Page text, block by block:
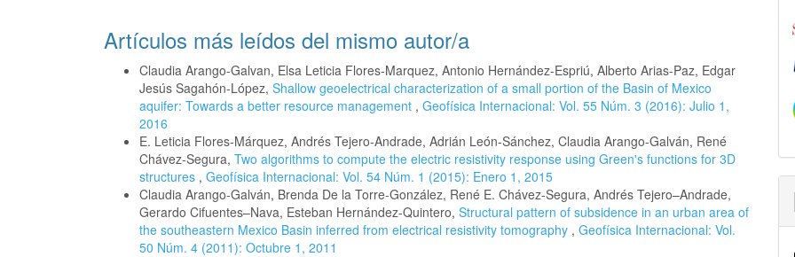
Artículos más leídos del mismo autor/a
Claudia Arango-Galvan, Elsa Leticia Flores-Marquez, Antonio Hernández-Espriú, Alberto Arias-Paz, Edgar
Jesús Sagahón-López, Shallow geoelectrical characterization of a small portion of the Basin of Mexico
aquifer: Towards a better resource management , Geofísica Internacional: Vol. 55 Núm. 3 (2016): Julio 1,
2016
E. Leticia Flores-Márquez, Andrés Tejero-Andrade, Adrián León-Sánchez, Claudia Arango-Galván, René
Chávez-Segura, Two algorithms to compute the electric resistivity response using Green's functions for 3D
structures , Geofísica Internacional: Vol. 54 Núm. 1 (2015): Enero 1, 2015
Claudia Arango-Galván, Brenda De la Torre-González, René E. Chávez-Segura, Andrés Tejero–Andrade,
Gerardo Cifuentes–Nava, Esteban Hernández-Quintero, Structural pattern of subsidence in an urban area of
the southeastern Mexico Basin inferred from electrical resistivity tomography , Geofísica Internacional: Vol.
50 Núm. 4 (2011): Octubre 1, 2011